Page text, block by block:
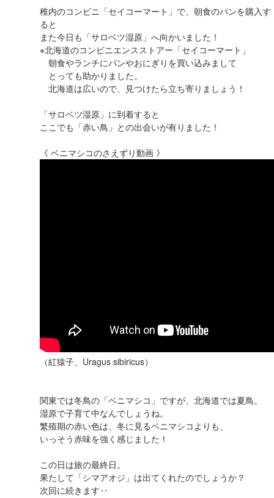
稚内のコンビニ「セイコーマート」で、朝食のパンを購入す
ると
また今日も「サロベツ湿原」へ向かいました！
※北海道のコンビニエンスストアー「セイコーマート」
朝食やランチにパンやおにぎりを買い込みまして
とっても助かりました。
北海道は広いので、見つけたら立ち寄りましょう！
「サロベツ湿原」に到着すると
ここでも「赤い鳥」との出会いが有りました！
《 ベニマシコのさえずり動画 》
（紅猿子、Uragus sibiricus）
関東では冬鳥の「ベニマシコ」ですが、北海道では夏鳥。
湿原で子育て中なんでしょうね。
繁殖期の赤い色は、冬に見るベニマシコよりも、
いっそう赤味を強く感じました！
この日は旅の最終日。
果たして「シマアオジ」は出てくれたのでしょうか？
次回に続きます‥